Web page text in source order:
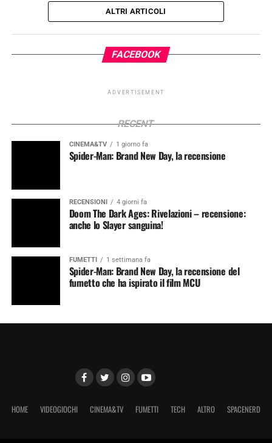
ALTRI ARTICOLI
FACEBOOK
ADVERTISEMENT
RECENT
CINEMA&TV 1 giorno fa
Spider-Man: Brand New Day, la recensione
RECENSIONI 4 giorni fa
Doom The Dark Ages: Rivelazioni – recensione:
anche lo Slayer sanguina!
FUMETTI 1 settimana fa
Spider-Man: Brand New Day, la recensione del
fumetto che ha ispirato il film MCU
HOME VIDEOGIOCHI CINEMA&TV FUMETTI TECH ALTRO SPACENERD